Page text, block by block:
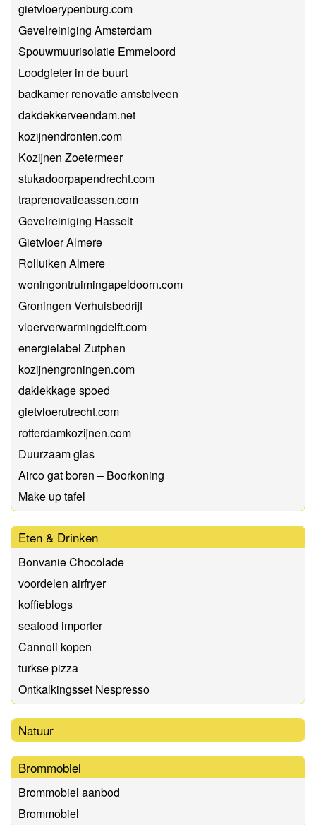
gietvloerypenburg.com
Gevelreiniging Amsterdam
Spouwmuurisolatie Emmeloord
Loodgieter in de buurt
badkamer renovatie amstelveen
dakdekkerveendam.net
kozijnendronten.com
Kozijnen Zoetermeer
stukadoorpapendrecht.com
traprenovatieassen.com
Gevelreiniging Hasselt
Gietvloer Almere
Rolluiken Almere
woningontruimingapeldoorn.com
Groningen Verhuisbedrijf
vloerverwarmingdelft.com
energielabel Zutphen
kozijnengroningen.com
daklekkage spoed
gietvloerutrecht.com
rotterdamkozijnen.com
Duurzaam glas
Airco gat boren – Boorkoning
Make up tafel
Eten & Drinken
Bonvanie Chocolade
voordelen airfryer
koffieblogs
seafood importer
Cannoli kopen
turkse pizza
Ontkalkingsset Nespresso
Natuur
Brommobiel
Brommobiel aanbod
Brommobiel